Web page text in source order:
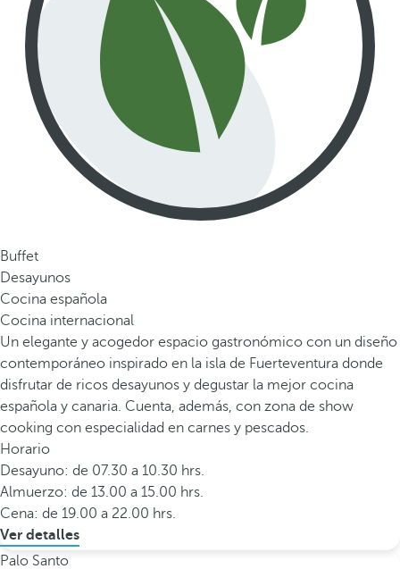
Buffet
Desayunos
Cocina española
Cocina internacional
Un elegante y acogedor espacio gastronómico con un diseño
contemporáneo inspirado en la isla de Fuerteventura donde
disfrutar de ricos desayunos y degustar la mejor cocina
española y canaria. Cuenta, además, con zona de show
cooking con especialidad en carnes y pescados.
Horario
Desayuno: de 07.30 a 10.30 hrs.
Almuerzo: de 13.00 a 15.00 hrs.
Cena: de 19.00 a 22.00 hrs.
Ver detalles
Palo Santo